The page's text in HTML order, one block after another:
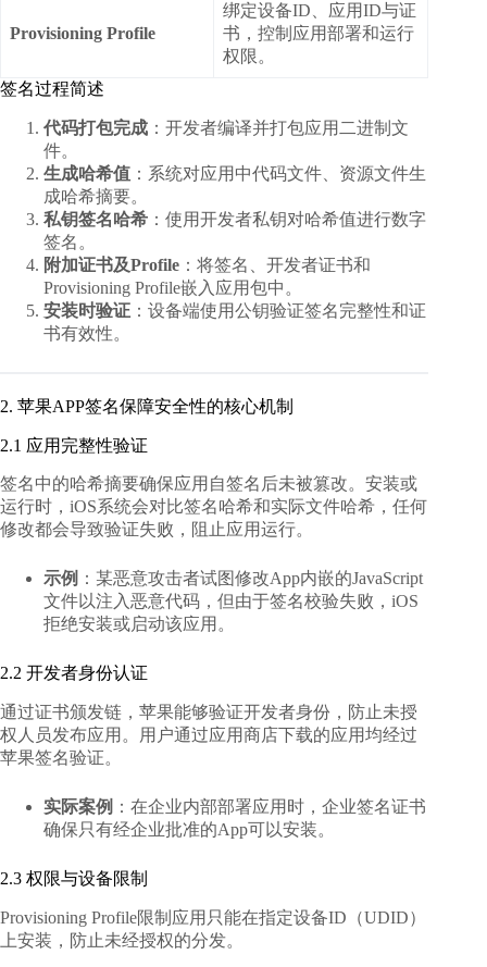
Provisioning Profile
绑定设备ID、应用ID与证
书，控制应用部署和运行
权限。
签名过程简述
代码打包完成 ：开发者编译并打包应用二进制文
件。
生成哈希值 ：系统对应用中代码文件、资源文件生
成哈希摘要。
私钥签名哈希 ：使用开发者私钥对哈希值进行数字
签名。
附加证书及Profile ：将签名、开发者证书和
Provisioning Profile嵌入应用包中。
安装时验证 ：设备端使用公钥验证签名完整性和证
书有效性。
2. 苹果APP签名保障安全性的核心机制
2.1 应用完整性验证
签名中的哈希摘要确保应用自签名后未被篡改。安装或
运行时，iOS系统会对比签名哈希和实际文件哈希，任何
修改都会导致验证失败，阻止应用运行。
示例 ：某恶意攻击者试图修改App内嵌的JavaScript
文件以注入恶意代码，但由于签名校验失败，iOS
拒绝安装或启动该应用。
2.2 开发者身份认证
通过证书颁发链，苹果能够验证开发者身份，防止未授
权人员发布应用。用户通过应用商店下载的应用均经过
苹果签名验证。
实际案例 ：在企业内部部署应用时，企业签名证书
确保只有经企业批准的App可以安装。
2.3 权限与设备限制
Provisioning Profile限制应用只能在指定设备ID（UDID）
上安装，防止未经授权的分发。